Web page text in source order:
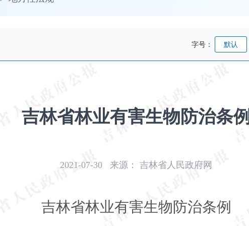
字号： 默认
吉林省林业有害生物防治条
2021-07-30 来源： 吉林省人民政府网
吉林省林业有害生物防治条例